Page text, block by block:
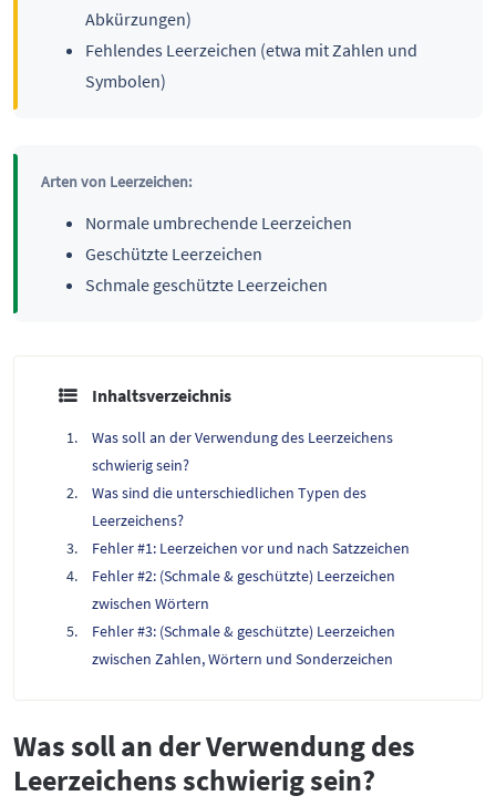
Abkürzungen)
Fehlendes Leerzeichen (etwa mit Zahlen und
Symbolen)
Arten von Leerzeichen:
Normale umbrechende Leerzeichen
Geschützte Leerzeichen
Schmale geschützte Leerzeichen
Inhaltsverzeichnis
Was soll an der Verwendung des Leerzeichens
schwierig sein?
Was sind die unterschiedlichen Typen des
Leerzeichens?
Fehler #1: Leerzeichen vor und nach Satzzeichen
Fehler #2: (Schmale & geschützte) Leerzeichen
zwischen Wörtern
Fehler #3: (Schmale & geschützte) Leerzeichen
zwischen Zahlen, Wörtern und Sonderzeichen
Was soll an der Verwendung des
Leerzeichens schwierig sein?